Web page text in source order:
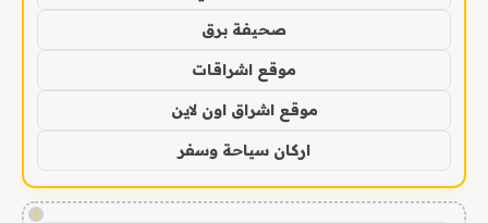
صحيفة برق
موقع اشراقات
موقع اشراق اون لاين
اركان سياحة وسفر
!